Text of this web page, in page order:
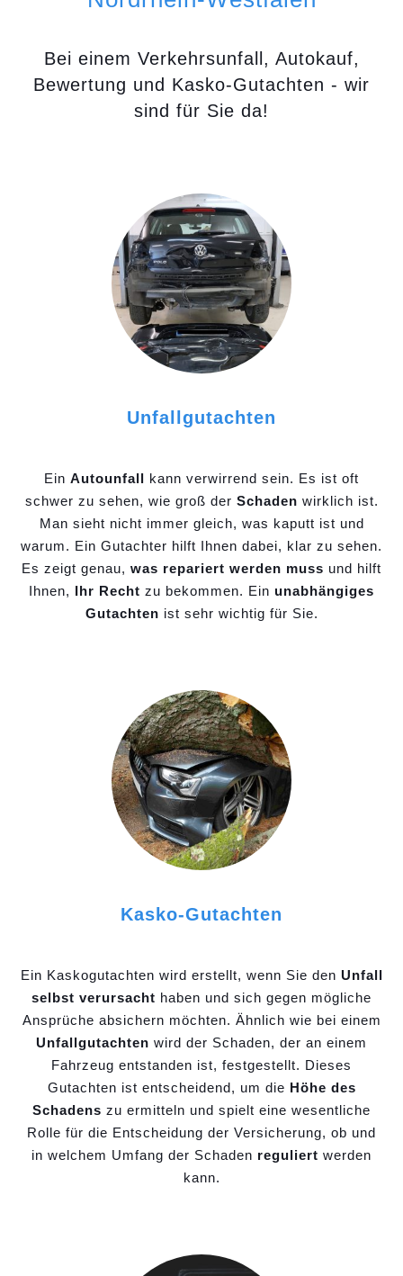
Bei einem Verkehrsunfall, Autokauf,
Bewertung und Kasko-Gutachten - wir
sind für Sie da!
Unfallgutachten
Ein Autounfall kann verwirrend sein. Es ist oft
schwer zu sehen, wie groß der Schaden wirklich ist.
Man sieht nicht immer gleich, was kaputt ist und
warum. Ein Gutachter hilft Ihnen dabei, klar zu sehen.
Es zeigt genau, was repariert werden muss und hilft
Ihnen, Ihr Recht zu bekommen. Ein unabhängiges
Gutachten ist sehr wichtig für Sie.
Kasko-Gutachten
Ein Kaskogutachten wird erstellt, wenn Sie den Unfall
selbst verursacht haben und sich gegen mögliche
Ansprüche absichern möchten. Ähnlich wie bei einem
Unfallgutachten wird der Schaden, der an einem
Fahrzeug entstanden ist, festgestellt. Dieses
Gutachten ist entscheidend, um die Höhe des
Schadens zu ermitteln und spielt eine wesentliche
Rolle für die Entscheidung der Versicherung, ob und
in welchem Umfang der Schaden reguliert werden
kann.